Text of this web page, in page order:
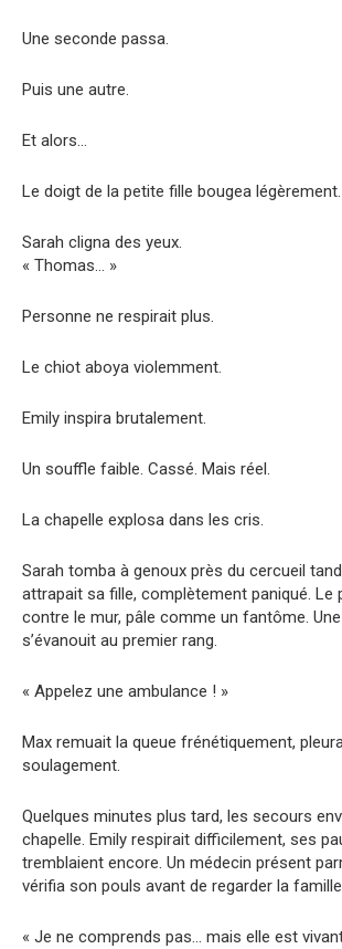
Une seconde passa.
Puis une autre.
Et alors…
Le doigt de la petite fille bougea légèrement.
Sarah cligna des yeux.
« Thomas… »
Personne ne respirait plus.
Le chiot aboya violemment.
Emily inspira brutalement.
Un souffle faible. Cassé. Mais réel.
La chapelle explosa dans les cris.
Sarah tomba à genoux près du cercueil
attrapait sa fille, complètement paniqué. Le
contre le mur, pâle comme un fantôme.
s’évanouit au premier rang.
« Appelez une ambulance ! »
Max remuait la queue frénétiquement,
soulagement.
Quelques minutes plus tard, les secours
chapelle. Emily respirait difficilement, ses
tremblaient encore. Un médecin présent
vérifia son pouls avant de regarder la
« Je ne comprends pas… mais elle est